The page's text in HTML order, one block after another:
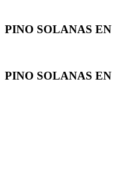
PINO SOLANAS EN
PINO SOLANAS EN